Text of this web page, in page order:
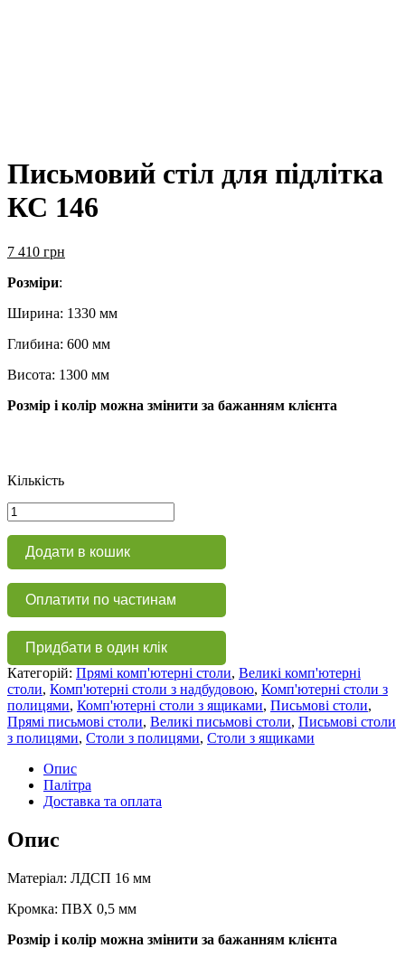
Письмовий стіл для підлітка
КС 146
7 410 грн
Розміри:
Ширина: 1330 мм
Глибина: 600 мм
Висота: 1300 мм
Розмір і колір можна змінити за бажанням клієнта
Кількість
Письмовий
стіл
для
підлітка
КС
146
кількість
Додати в кошик
Оплатити по частинам
Придбати в один клік
Категорій: Прямі комп'ютерні столи, Великі комп'ютерні
столи, Комп'ютерні столи з надбудовою, Комп'ютерні столи з
полицями, Комп'ютерні столи з ящиками, Письмові столи,
Прямі письмові столи, Великі письмові столи, Письмові столи
з полицями, Столи з полицями, Столи з ящиками
Опис
Палітра
Доставка та оплата
Опис
Матеріал: ЛДСП 16 мм
Кромка: ПВХ 0,5 мм
Розмір і колір можна змінити за бажанням клієнта